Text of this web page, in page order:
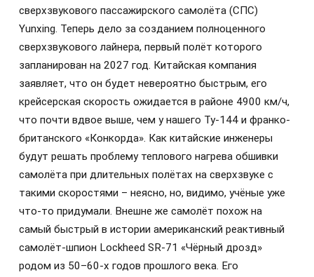
сверхзвукового пассажирского самолёта (СПС)
Yunxing. Теперь дело за созданием полноценного
сверхзвукового лайнера, первый полёт которого
запланирован на 2027 год. Китайская компания
заявляет, что он будет невероятно быстрым, его
крейсерская скорость ожидается в районе 4900 км/ч,
что почти вдвое выше, чем у нашего Ту-144 и франко-
британского «Конкорда». Как китайские инженеры
будут решать проблему теплового нагрева обшивки
самолёта при длительных полётах на сверхзвуке с
такими скоростями – неясно, но, видимо, учёные уже
что-то придумали. Внешне же самолёт похож на
самый быстрый в истории американский реактивный
самолёт-шпион Lockheed SR-71 «Чёрный дрозд»
родом из 50–60‑х годов прошлого века. Его